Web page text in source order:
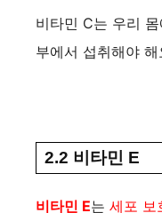
비타민 C는 우리
부에서 섭취해야 해
2.2 비타민 E
비타민 E는 세포 보